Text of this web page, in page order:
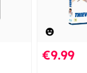
€9.99